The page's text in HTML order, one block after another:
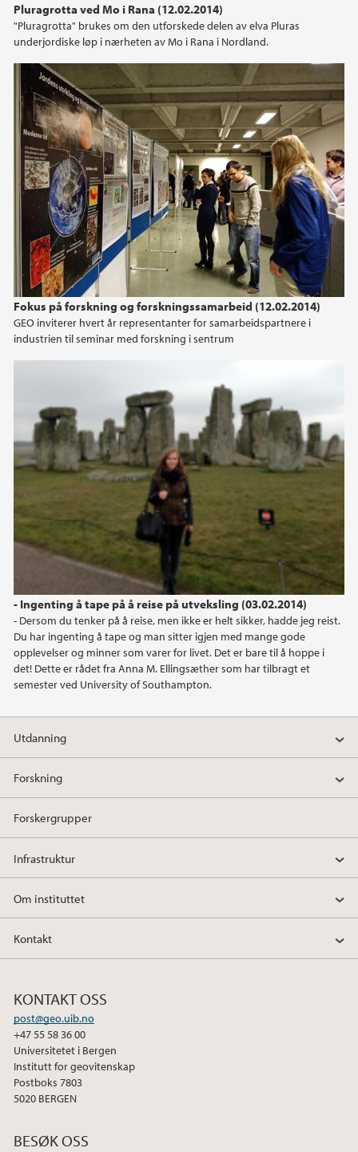
Pluragrotta ved Mo i Rana (12.02.2014)
"Pluragrotta" brukes om den utforskede delen av elva Pluras
underjordiske løp i nærheten av Mo i Rana i Nordland.
Fokus på forskning og forskningssamarbeid (12.02.2014)
GEO inviterer hvert år representanter for samarbeidspartnere i
industrien til seminar med forskning i sentrum
- Ingenting å tape på å reise på utveksling (03.02.2014)
- Dersom du tenker på å reise, men ikke er helt sikker, hadde jeg reist.
Du har ingenting å tape og man sitter igjen med mange gode
opplevelser og minner som varer for livet. Det er bare til å hoppe i
det! Dette er rådet fra Anna M. Ellingsæther som har tilbragt et
semester ved University of Southampton.
Utdanning
Forskning
Forskergrupper
Infrastruktur
Om instituttet
Kontakt
KONTAKT OSS
post@geo.uib.no
+47 55 58 36 00
Universitetet i Bergen
Institutt for geovitenskap
Postboks 7803
5020 BERGEN
BESØK OSS